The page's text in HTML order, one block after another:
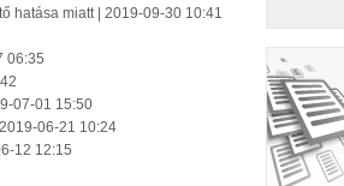
hatása miatt | 2019-09-30 10:41
06:35
07-01 15:50
06-21 10:24
12 12:15